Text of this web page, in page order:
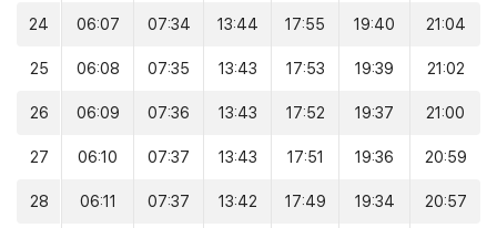
24 06:07 07:34 13:44 17:55 19:40 21:04
25 06:08 07:35 13:43 17:53 19:39 21:02
26 06:09 07:36 13:43 17:52 19:37 21:00
27 06:10 07:37 13:43 17:51 19:36 20:59
28 06:11 07:37 13:42 17:49 19:34 20:57